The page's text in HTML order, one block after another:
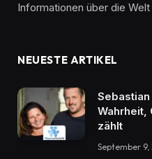
Informationen über die
NEUESTE ARTIKEL
Wahrheit,
zählt
September 9,